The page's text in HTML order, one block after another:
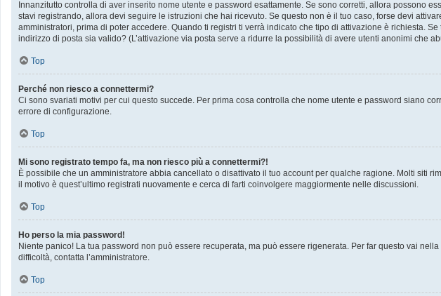
Innanzitutto controlla di aver inserito nome utente e password esattamente. Se sono corretti, allora possono
stavi registrando, allora devi seguire le istruzioni che hai ricevuto. Se questo non è il tuo caso, forse devi
amministratori, prima di poter accedere. Quando ti registri ti verrà indicato che tipo di attivazione è richiesta.
indirizzo di posta sia valido? (L’attivazione via posta serve a ridurre la possibilità di avere utenti anonimi che
Top
Perché non riesco a connettermi?
Ci sono svariati motivi per cui questo succede. Per prima cosa controlla che nome utente e password siano
errore di configurazione.
Top
Mi sono registrato tempo fa, ma non riesco più a connettermi?!
È possibile che un amministratore abbia cancellato o disattivato il tuo account per qualche ragione. Molti siti
il motivo è quest’ultimo registrati nuovamente e cerca di farti coinvolgere maggiormente nelle discussioni.
Top
Ho perso la mia password!
Niente panico! La tua password non può essere recuperata, ma può essere rigenerata. Per far questo vai
difficoltà, contatta l’amministratore.
Top